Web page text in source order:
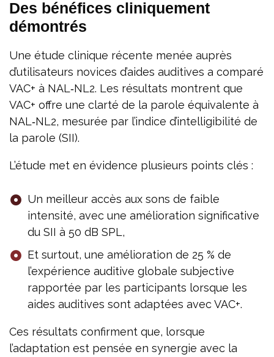
Des bénéfices cliniquement
démontrés
Une étude clinique récente menée auprès
d’utilisateurs novices d’aides auditives a comparé
VAC+ à NAL‑NL2. Les résultats montrent que
VAC+ offre une clarté de la parole équivalente à
NAL‑NL2, mesurée par l’indice d’intelligibilité de
la parole (SII).
L’étude met en évidence plusieurs points clés :
Un meilleur accès aux sons de faible
intensité, avec une amélioration significative
du SII à 50 dB SPL,
Et surtout, une amélioration de 25 % de
l’expérience auditive globale subjective
rapportée par les participants lorsque les
aides auditives sont adaptées avec VAC+.
Ces résultats confirment que, lorsque
l’adaptation est pensée en synergie avec la